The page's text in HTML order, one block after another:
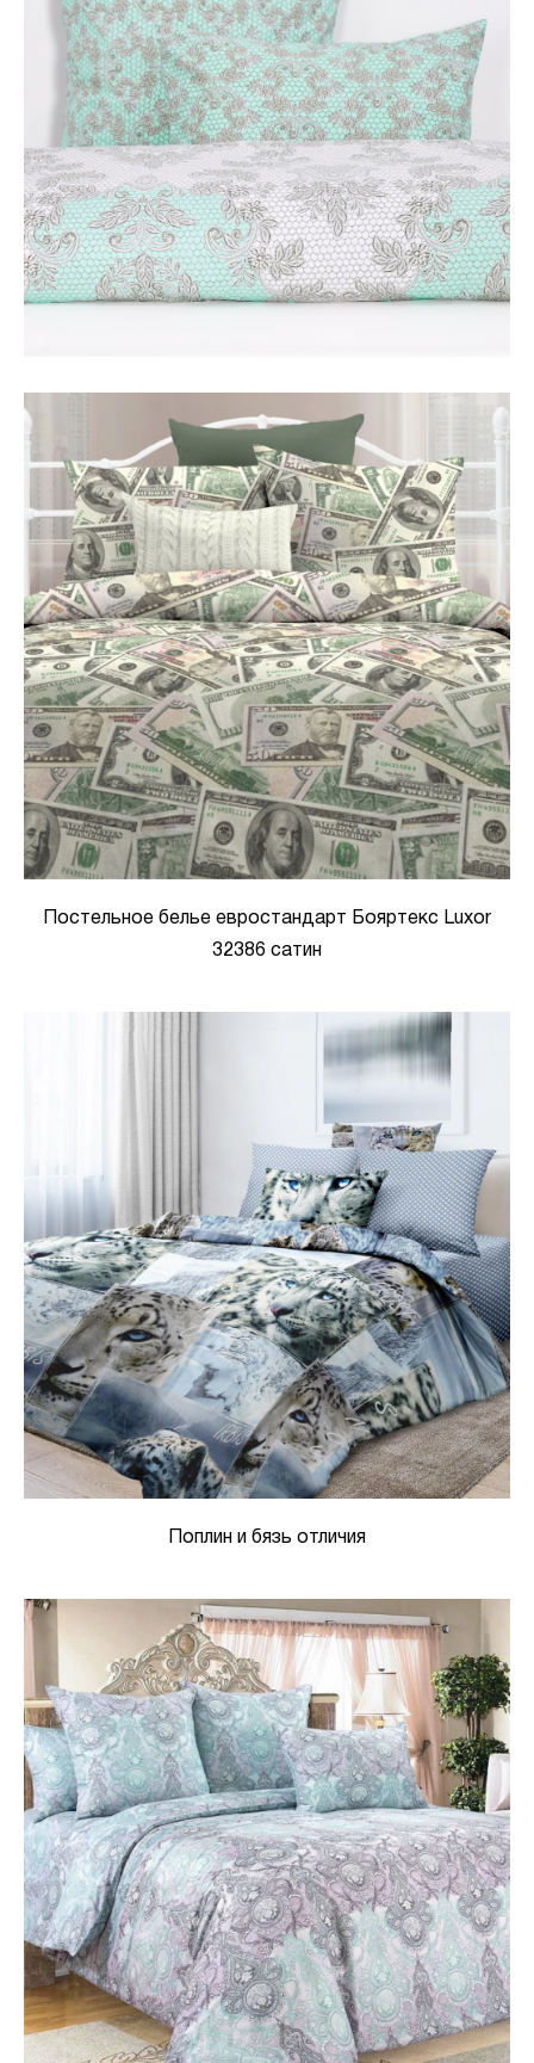
Постельное белье евростандарт Бояртекс Luxor
32386 сатин
Поплин и бязь отличия